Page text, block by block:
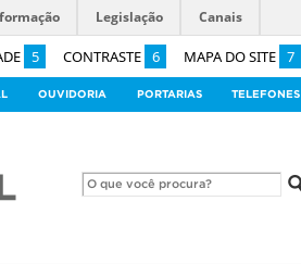
5 CONTRASTE 6 MAPA DO SITE 7
Legislação Canais
OUVIDORIA PORTARIAS TELEFONES